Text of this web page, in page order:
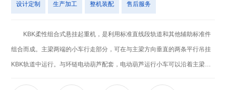
设计定制 生产加工 整机装配 售后服务
KBK柔性组合式悬挂起重机，是利用标准直线段轨道和其他辅助标准件
组合而成。主梁两端的小车行走部分，可在与主梁方向垂直的两条平行吊挂
KBK轨道中运行。与环链电动葫芦配套，电动葫芦运行小车可以沿着主梁方